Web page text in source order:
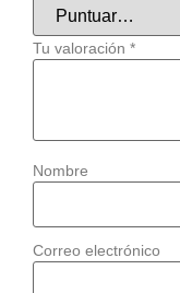
Tu valoración *
Nombre
Correo electrónico